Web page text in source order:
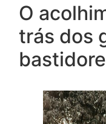
O
trás dos